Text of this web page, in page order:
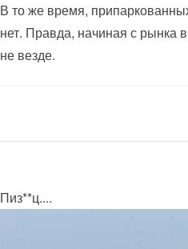
В то же время,
нет. Правда, начиная с рынка
не везде.
Пиз**ц....